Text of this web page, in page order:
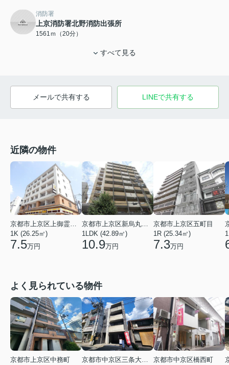
消防署
上京消防署北野消防出張所
1561ｍ（20分）
すべて見る
メールで共有する LINEで共有する
近隣の物件
京都市上京区上御霊前通烏丸東入上御霊前町
1K (26.25㎡)
7.5万円
京都市上京区新烏丸頭町
1LDK (42.89㎡)
10.9万円
京都市上京区五町目
1R (25.34㎡)
7.3万円
よく見られている物件
京都市上京区中務町
京都市中京区三条大宮町
京都市中京区橋西町